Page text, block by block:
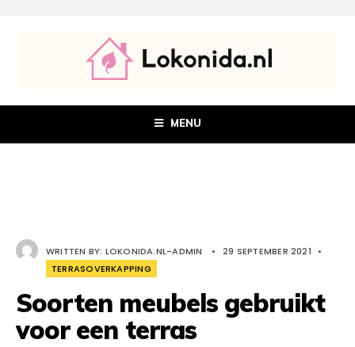
MENU
WRITTEN BY: LOKONIDA.NL-ADMIN • 29 SEPTEMBER 2021
•
TERRASOVERKAPPING
Soorten meubels gebruikt
voor een terras